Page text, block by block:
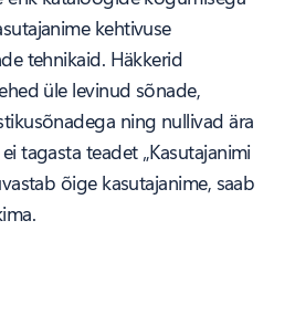
kehtivuse
tehnikaid. Häkkerid
üle levinud sõnade,
ning nullivad ära
tagasta teadet „Kasutajanimi
õige kasutajanime, saab